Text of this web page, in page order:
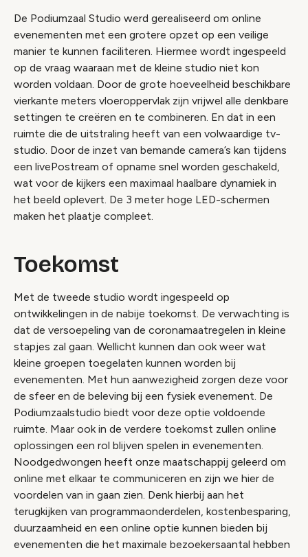
De Podiumzaal Studio werd gerealiseerd om online
evenementen met een grotere opzet op een veilige
manier te kunnen faciliteren. Hiermee wordt ingespeeld
op de vraag waaraan met de kleine studio niet kon
worden voldaan. Door de grote hoeveelheid beschikbare
vierkante meters vloeroppervlak zijn vrijwel alle denkbare
settingen te creëren en te combineren. En dat in een
ruimte die de uitstraling heeft van een volwaardige tv-
studio. Door de inzet van bemande camera’s kan tijdens
een livePostream of opname snel worden geschakeld,
wat voor de kijkers een maximaal haalbare dynamiek in
het beeld oplevert. De 3 meter hoge LED-schermen
maken het plaatje compleet.
Toekomst
Met de tweede studio wordt ingespeeld op
ontwikkelingen in de nabije toekomst. De verwachting is
dat de versoepeling van de coronamaatregelen in kleine
stapjes zal gaan. Wellicht kunnen dan ook weer wat
kleine groepen toegelaten kunnen worden bij
evenementen. Met hun aanwezigheid zorgen deze voor
de sfeer en de beleving bij een fysiek evenement. De
Podiumzaalstudio biedt voor deze optie voldoende
ruimte. Maar ook in de verdere toekomst zullen online
oplossingen een rol blijven spelen in evenementen.
Noodgedwongen heeft onze maatschappij geleerd om
online met elkaar te communiceren en zijn we hier de
voordelen van in gaan zien. Denk hierbij aan het
terugkijken van programmaonderdelen, kostenbesparing,
duurzaamheid en een online optie kunnen bieden bij
evenementen die het maximale bezoekersaantal hebben